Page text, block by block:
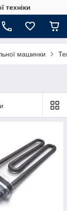
техніки
машинки